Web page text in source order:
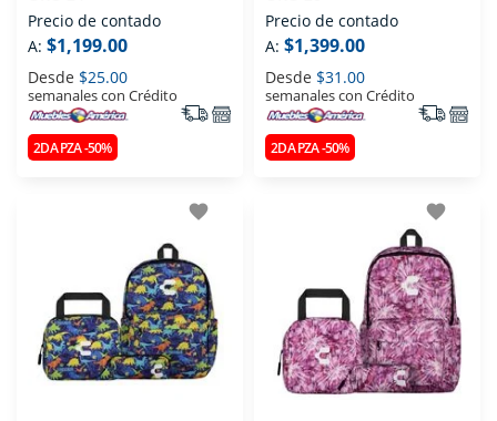
Precio de contado
A: $1,199.00
Desde $25.00
semanales con Crédito
2DA PZA -50%
Precio de contado
A: $1,399.00
Desde $31.00
semanales con Crédito
2DA PZA -50%
favorite favorite